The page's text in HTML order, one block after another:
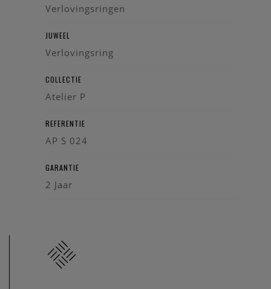
Verlovingsringen
JUWEEL
Verlovingsring
COLLECTIE
Atelier P
REFERENTIE
AP S 024
GARANTIE
2 Jaar